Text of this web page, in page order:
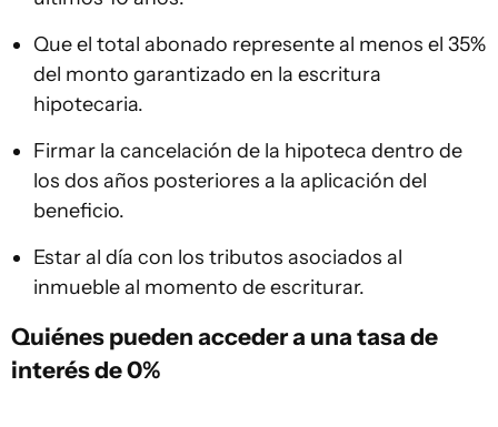
Que el total abonado represente al menos el 35%
del monto garantizado en la escritura
hipotecaria.
Firmar la cancelación de la hipoteca dentro de
los dos años posteriores a la aplicación del
beneficio.
Estar al día con los tributos asociados al
inmueble al momento de escriturar.
Quiénes pueden acceder a una tasa de
interés de 0%